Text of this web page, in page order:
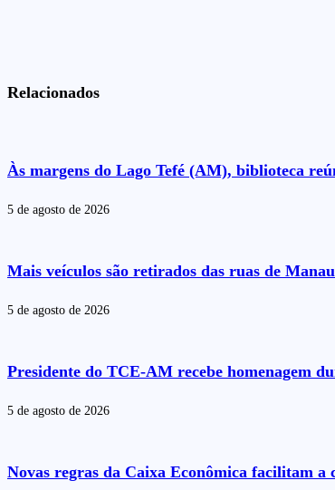
Relacionados
Às margens do Lago Tefé (AM), biblioteca
5 de agosto de 2026
Mais veículos são retirados das ruas de
5 de agosto de 2026
Presidente do TCE-AM recebe homenagem
5 de agosto de 2026
Novas regras da Caixa Econômica facilitam